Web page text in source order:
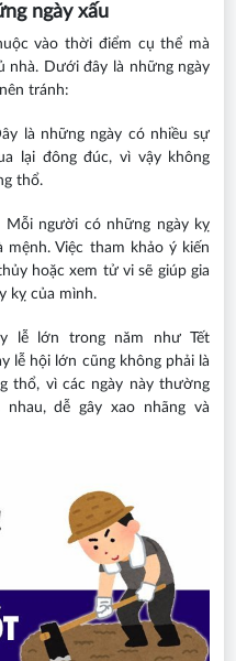
ngày xấu
vào thời điểm cụ thể mà
nhà. Dưới đây là những ngày
tránh:
là những ngày có nhiều sự
lại đông đúc, vì vậy không
thổ.
Mỗi người có những ngày kỵ
Việc tham khảo ý kiến
hoặc xem tử vi sẽ giúp gia
kỵ của mình.
lễ lớn trong năm như Tết
lễ hội lớn cũng không phải là
thổ, vì các ngày này thường
dễ gây xao nhãng và